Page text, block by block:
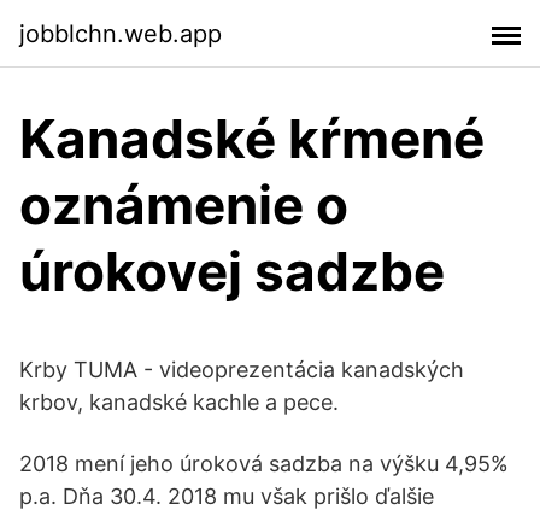
jobblchn.web.app
Kanadské kŕmené
oznámenie o
úrokovej sadzbe
Krby TUMA - videoprezentácia kanadských
krbov, kanadské kachle a pece.
2018 mení jeho úroková sadzba na výšku 4,95%
p.a. Dňa 30.4. 2018 mu však prišlo ďalšie